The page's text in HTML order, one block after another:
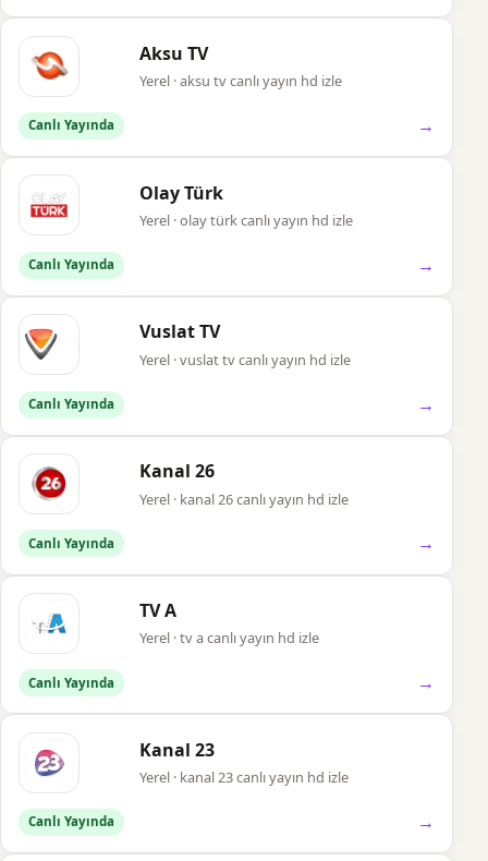
Aksu TV
Yerel · aksu tv canlı yayın hd izle
Canlı Yayında →
Olay Türk
Yerel · olay türk canlı yayın hd izle
Canlı Yayında →
Vuslat TV
Yerel · vuslat tv canlı yayın hd izle
Canlı Yayında →
Kanal 26
Yerel · kanal 26 canlı yayın hd izle
Canlı Yayında →
TV A
Yerel · tv a canlı yayın hd izle
Canlı Yayında →
Kanal 23
Yerel · kanal 23 canlı yayın hd izle
Canlı Yayında →